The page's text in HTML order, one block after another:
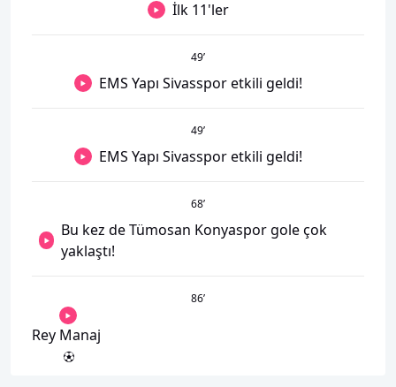
İlk 11'ler
49’
EMS Yapı Sivasspor etkili geldi!
49’
EMS Yapı Sivasspor etkili geldi!
68’
Bu kez de Tümosan Konyaspor gole çok
yaklaştı!
86’
Rey Manaj